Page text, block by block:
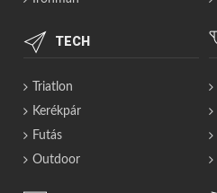
TECH
Triatlon
Kerékpár
Futás
Outdoor